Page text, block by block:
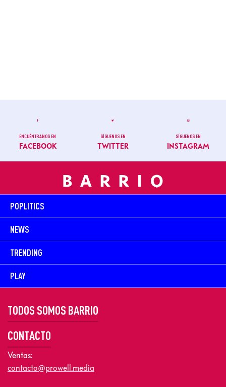
ENCUÉNTRANOS EN
FACEBOOK
SÍGUENOS EN
TWITTER
SÍGUENOS EN
INSTAGRAM
POPLITICS
NEWS
TRENDING
PLAY
TODOS SOMOS BARRIO
CONTACTO
Ventas:
contacto@prowell.media